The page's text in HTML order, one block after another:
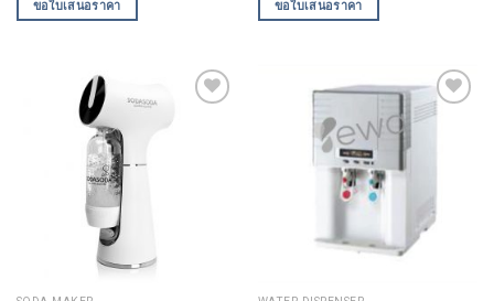
ขอใบเสนอราคา ขอใบเสนอราคา
Add to